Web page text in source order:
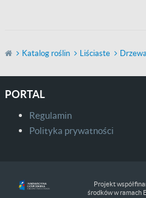
Katalog roślin Liściaste Drzewa
PORTAL
Regulamin
Polityka prywatności
Projekt
środków w ramach